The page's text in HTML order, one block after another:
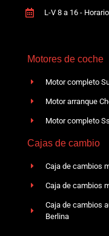
L-V 8 a 16 -
Motores de coche
Motor completo
Motor arranque
Motor completo
Cajas de cambio
Caja de cambios
Caja de cambios
Caja de cambios
Berlina